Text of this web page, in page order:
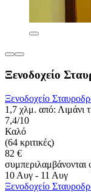
Ξενοδοχείο
Ξενοδοχείο
1,7 χλμ. από: Λιμάνι
7,4/10
Καλό
(64 κριτικές)
82 €
συμπεριλαμβάνονται
10 Αυγ - 11 Αυγ
Ξενοδοχείο